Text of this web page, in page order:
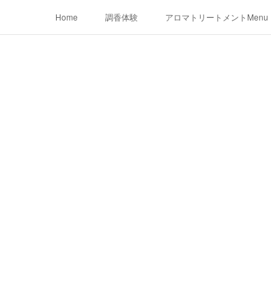
Home 調香体験 アロマトリートメントMenu